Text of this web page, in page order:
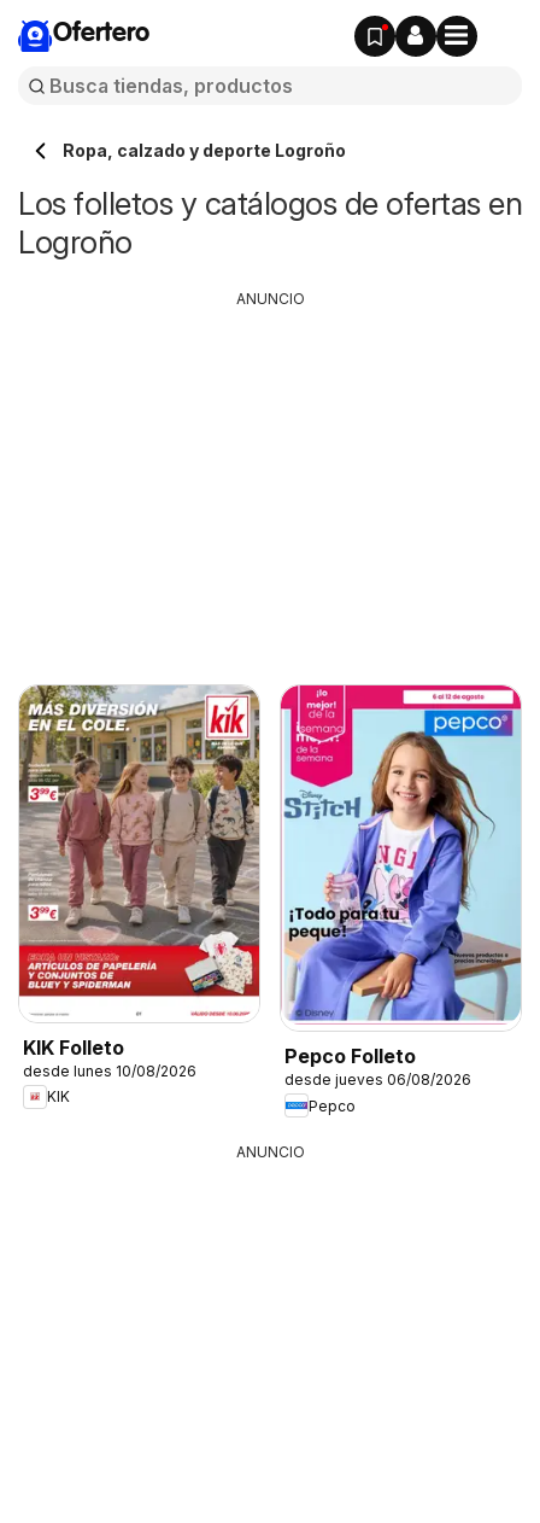
Ofertero
Ropa, calzado y deporte Logroño
Los folletos y catálogos de ofertas en
Logroño
KIK Folleto
desde lunes 10/08/2026
KIK
Pepco Folleto
desde jueves 06/08/2026
Pepco
ANUNCIO
ANUNCIO